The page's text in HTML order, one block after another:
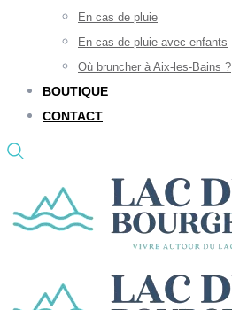
En cas de pluie
En cas de pluie avec enfants
Où bruncher à Aix-les-Bains ?
BOUTIQUE
CONTACT